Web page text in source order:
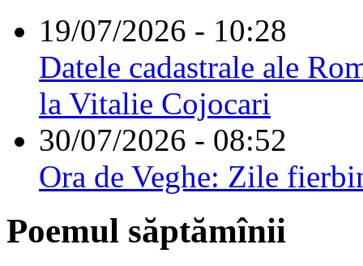
19/07/2026 - 10:28
Datele cadastrale ale
la Vitalie Cojocari
30/07/2026 - 08:52
Ora de Veghe: Zile
Poemul săptămînii